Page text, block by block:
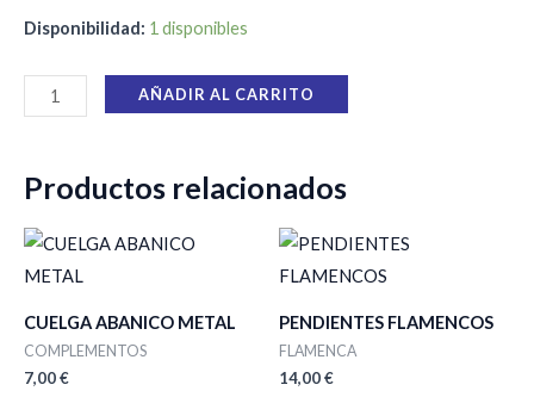
Disponibilidad: 1 disponibles
AÑADIR AL CARRITO
Productos relacionados
CUELGA ABANICO METAL
COMPLEMENTOS
7,00€
PENDIENTES FLAMENCOS
FLAMENCA
14,00€